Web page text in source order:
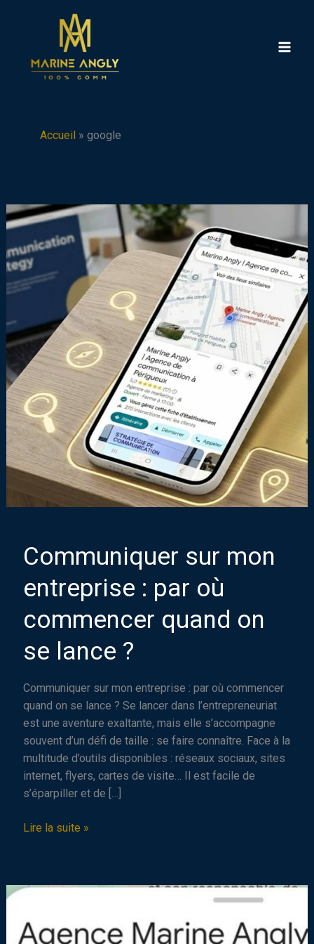
Accueil » google
Communiquer sur mon
entreprise : par où
commencer quand on
se lance ?
Communiquer sur mon entreprise : par où commencer
quand on se lance ? Se lancer dans l’entrepreneuriat
est une aventure exaltante, mais elle s’accompagne
souvent d’un défi de taille : se faire connaître. Face à la
multitude d’outils disponibles : réseaux sociaux, sites
internet, flyers, cartes de visite… Il est facile de
s’éparpiller et de […]
Communiquer
où
Lire la suite »